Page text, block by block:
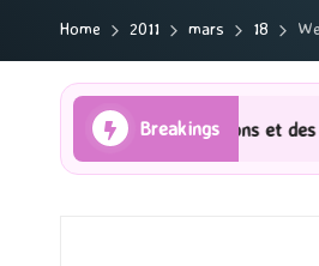
Home 2011 mars 18
Breakings
Les Rayons et des ombres